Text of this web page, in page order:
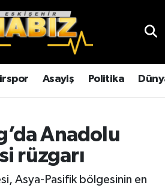
Asayiş Politika
Anadolu
rüzgarı
Asya-Pasifik bölgesinin en
Haritası
Puan Durumu ve Fikstür